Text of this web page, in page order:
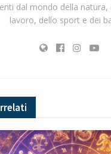
dal mondo della natura,
lavoro, dello sport e dei